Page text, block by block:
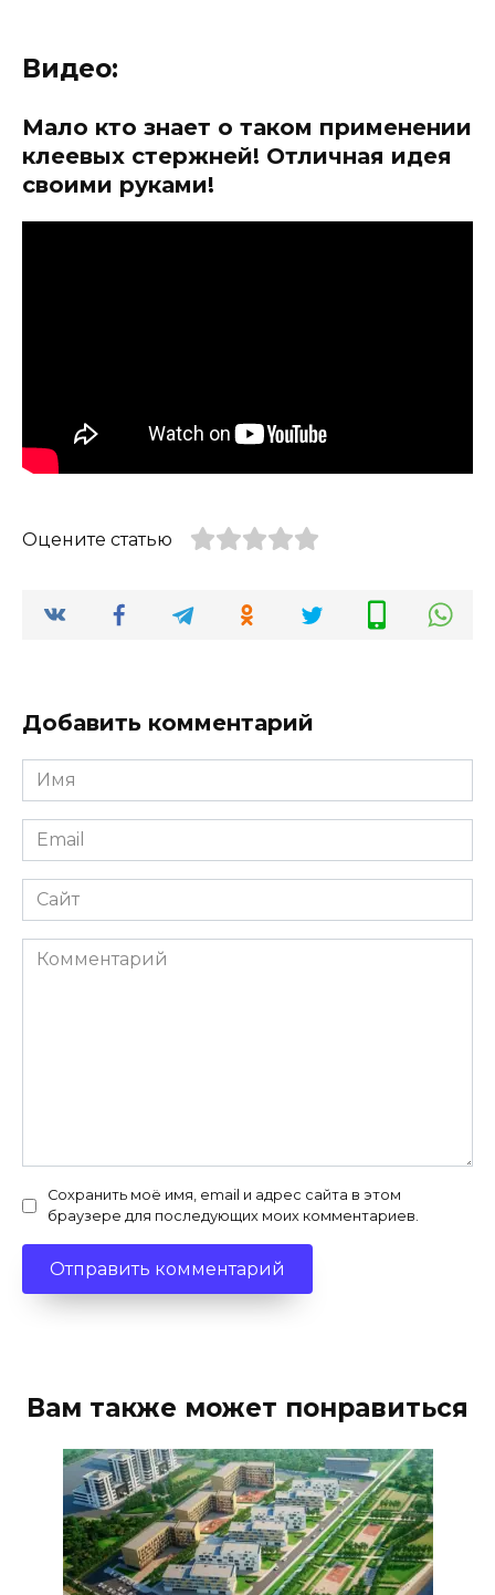
Видео:
Мало кто знает о таком применении
клеевых стержней! Отличная идея
своими руками!
Оцените статью
Добавить комментарий
Имя
*
Email
*
Сайт
Комментарий
Сохранить моё имя, email и адрес сайта в этом
браузере для последующих моих комментариев.
Вам также может понравиться